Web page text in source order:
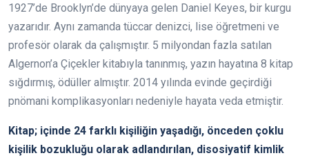
1927’de Brooklyn’de dünyaya gelen Daniel Keyes, bir kurgu
yazarıdır. Aynı zamanda tüccar denizci, lise öğretmeni ve
profesör olarak da çalışmıştır. 5 milyondan fazla satılan
Algernon’a Çiçekler kitabıyla tanınmış, yazın hayatına 8 kitap
sığdırmış, ödüller almıştır. 2014 yılında evinde geçirdiği
pnömani komplikasyonları nedeniyle hayata veda etmiştir.
Kitap; içinde 24 farklı kişiliğin yaşadığı, önceden çoklu
kişilik bozukluğu olarak adlandırılan, disosiyatif kimlik